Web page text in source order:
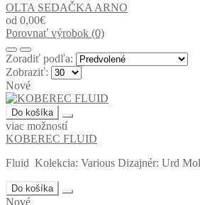
OLTA SEDAČKA ARNO
od 0,00€
Porovnať výrobok (0)
Zoradiť podľa:
Zobraziť:
Nové
Do košíka
viac možností
KOBEREC FLUID
Fluid Kolekcia: Various Dizajnér: Urd
Do košíka
Nové